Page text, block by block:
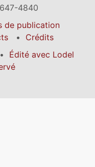
4840
de publication
Crédits
Édité avec Lodel